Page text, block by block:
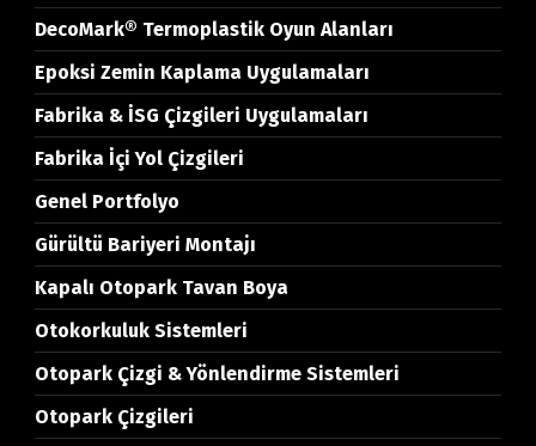
DecoMark® Termoplastik Oyun Alanları
Epoksi Zemin Kaplama Uygulamaları
Fabrika & İSG Çizgileri Uygulamaları
Fabrika İçi Yol Çizgileri
Genel Portfolyo
Gürültü Bariyeri Montajı
Kapalı Otopark Tavan Boya
Otokorkuluk Sistemleri
Otopark Çizgi & Yönlendirme Sistemleri
Otopark Çizgileri